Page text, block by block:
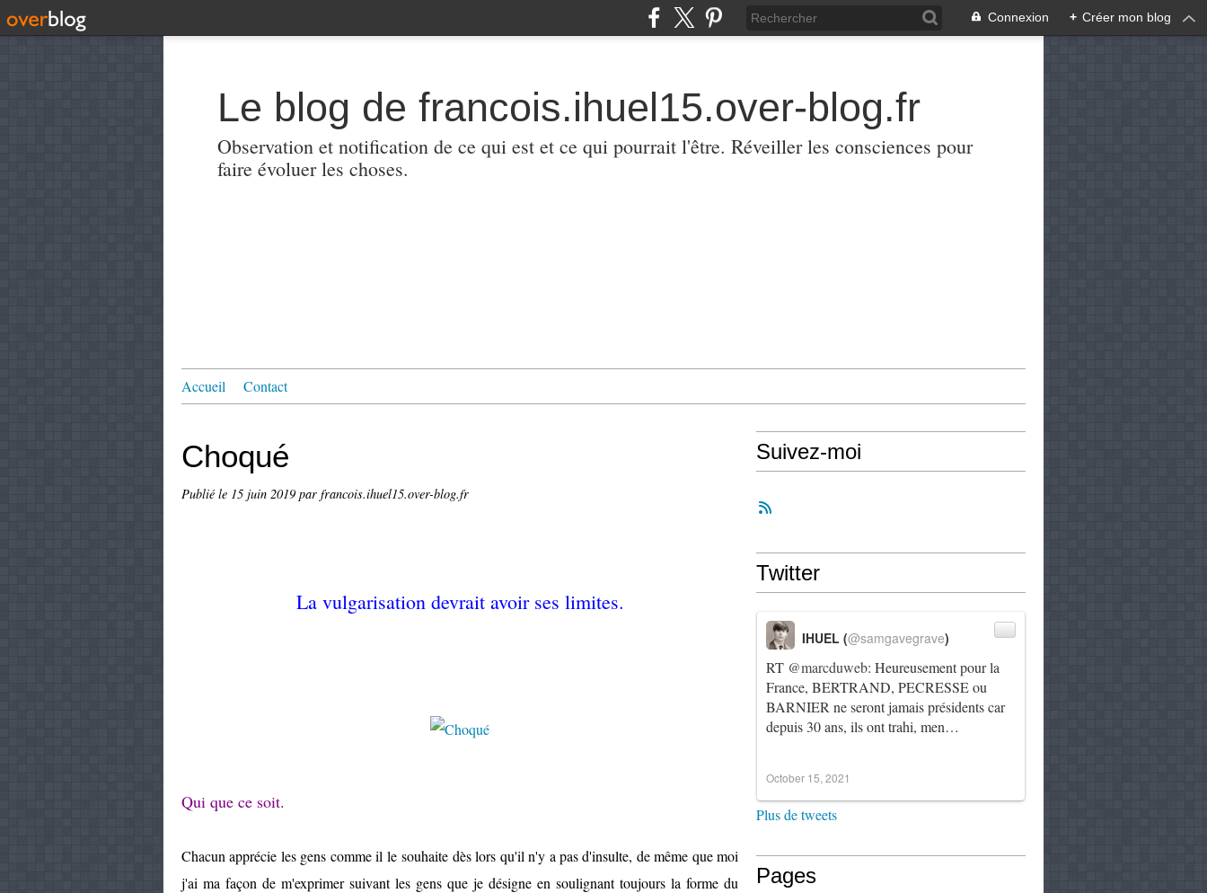
Connexion + Créer mon blog
Le blog de francois.ihuel15.over-blog.fr
Observation et notification de ce qui est et ce qui pourrait l'être. Réveiller les consciences pour
faire évoluer les choses.
Accueil Contact
Choqué
Publié le 15 juin 2019 par francois.ihuel15.over-blog.fr
La vulgarisation devrait avoir ses limites.
Qui que ce soit.
Chacun apprécie les gens comme il le souhaite dès lors qu'il n'y a pas d'insulte, de même que moi
j'ai ma façon de m'exprimer suivant les gens que je désigne en soulignant toujours la forme du
Suivez-moi
Twitter
RT @marcduweb: Heureusement pour la
France, BERTRAND, PECRESSE ou
BARNIER ne seront jamais présidents car
depuis 30 ans, ils ont trahi, men…
IHUEL (@samgavegrave)
October 15, 2021
Plus de tweets
Pages